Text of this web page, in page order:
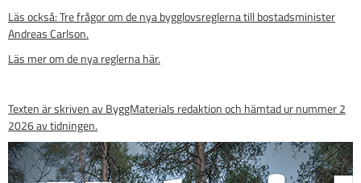
Läs också: Tre frågor om de nya bygglovsreglerna till bostadsminister
Andreas Carlson.
Läs mer om de nya reglerna här.
Texten är skriven av ByggMaterials redaktion och hämtad ur nummer 2
2026 av tidningen.